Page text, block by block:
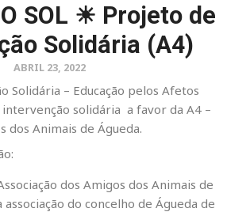
SOL ☀ Projeto de
Solidária (A4)
ABRIL 23, 2022
Solidária – Educação pelos Afetos
solidária a favor da A4 –
dos Animais de Águeda.
dos Amigos dos Animais de
associação do concelho de Águeda de